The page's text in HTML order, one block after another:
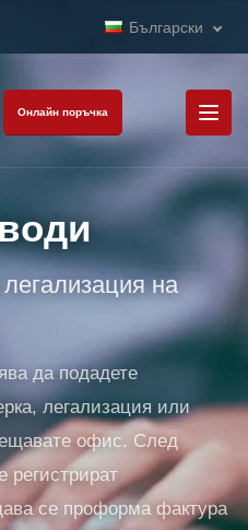
Български
Онлайн поръчка
на
да подадете
легализация или
офис. След
регистрират
се проформа фактура